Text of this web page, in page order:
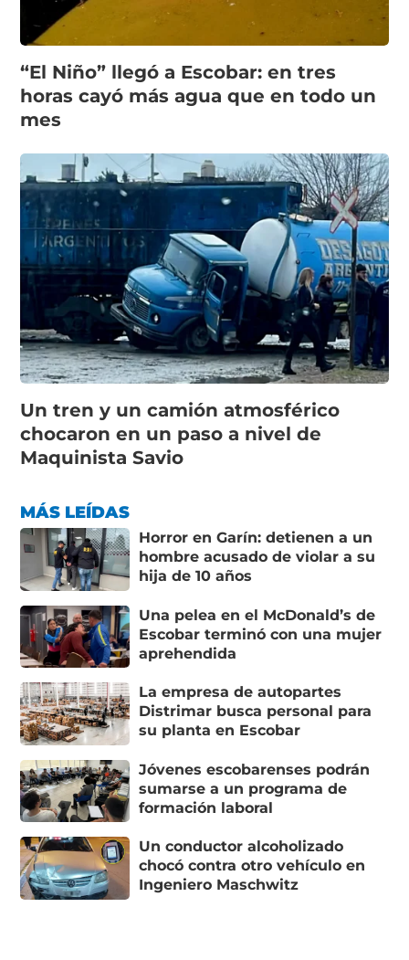
“El Niño” llegó a Escobar: en tres
horas cayó más agua que en todo un
mes
Un tren y un camión atmosférico
chocaron en un paso a nivel de
Maquinista Savio
MÁS LEÍDAS
Horror en Garín: detienen a un
hombre acusado de violar a su
hija de 10 años
Una pelea en el McDonald’s de
Escobar terminó con una mujer
aprehendida
La empresa de autopartes
Distrimar busca personal para
su planta en Escobar
Jóvenes escobarenses podrán
sumarse a un programa de
formación laboral
Un conductor alcoholizado
chocó contra otro vehículo en
Ingeniero Maschwitz